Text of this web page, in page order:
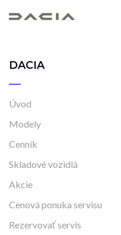
DACIA
Úvod
Modely
Cenník
Skladové vozidlá
Akcie
Cenová ponuka servisu
Rezervovať servis